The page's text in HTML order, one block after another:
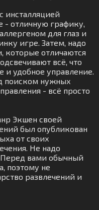
инсталляцией
- отличную графику,
для глаз и
игре. Затем, надо
которые отличаются
всё, что
и удобное управление.
поиском нужных
- всё просто
Экшен своей
был опубликован
от своих
Не надо
вами обычный
поэтому не
развлечений и